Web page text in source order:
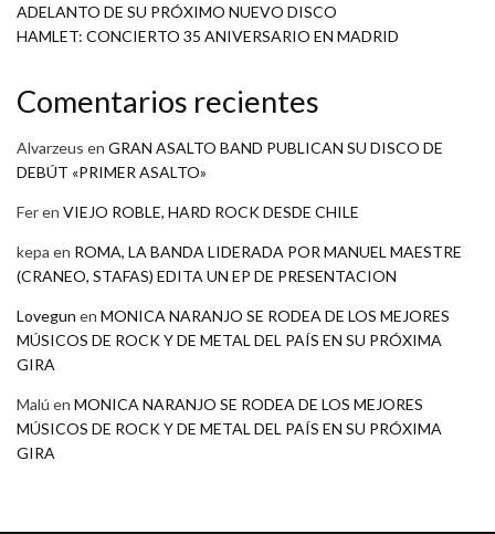
ADELANTO DE SU PRÓXIMO NUEVO DISCO
HAMLET: CONCIERTO 35 ANIVERSARIO EN MADRID
Comentarios recientes
Alvarzeus en GRAN ASALTO BAND PUBLICAN SU DISCO DE
DEBÚT «PRIMER ASALTO»
Feren VIEJO ROBLE, HARD ROCK DESDE CHILE
kepa en ROMA, LA BANDA LIDERADA POR MANUEL MAESTRE
(CRANEO, STAFAS) EDITA UN EP DE PRESENTACION
Lovegun en MONICA NARANJO SE RODEA DE LOS MEJORES
MÚSICOS DE ROCK Y DE METAL DEL PAÍS EN SU PRÓXIMA
GIRA
Malú en MONICA NARANJO SE RODEA DE LOS MEJORES
MÚSICOS DE ROCK Y DE METAL DEL PAÍS EN SU PRÓXIMA
GIRA